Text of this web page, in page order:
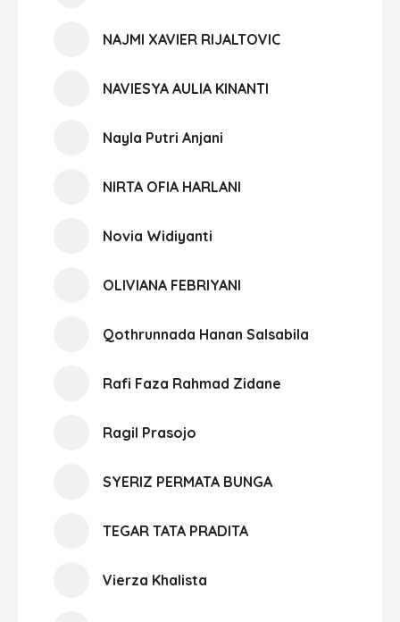
NAJMI XAVIER RIJALTOVIC
NAVIESYA AULIA KINANTI
Nayla Putri Anjani
NIRTA OFIA HARLANI
Novia Widiyanti
OLIVIANA FEBRIYANI
Qothrunnada Hanan Salsabila
Rafi Faza Rahmad Zidane
Ragil Prasojo
SYERIZ PERMATA BUNGA
TEGAR TATA PRADITA
Vierza Khalista